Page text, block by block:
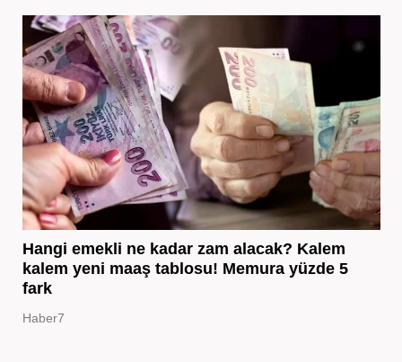
Hangi emekli ne kadar zam alacak? Kalem
kalem yeni maaş tablosu! Memura yüzde 5
fark
Haber7